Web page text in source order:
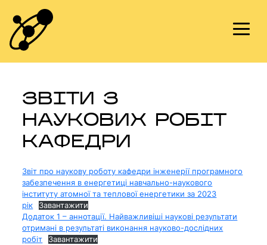
content
ЗВІТИ З
НАУКОВИХ РОБІТ
КАФЕДРИ
Звіт про наукову роботу кафедри інженерії програмного
забезпечення в енергетиці навчально-наукового
інституту атомної та теплової енергетики за 2023
рік
Завантажити
Додаток 1 – аннотації. Найважливіші наукові результати
отримані в результаті виконання науково-дослідних
робіт
Завантажити